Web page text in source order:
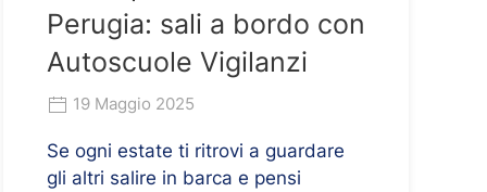
Perugia: sali a bordo con
Autoscuole Vigilanzi
19 Maggio 2025
Se ogni estate ti ritrovi a guardare
gli altri salire in barca e pensi